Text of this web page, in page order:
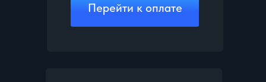
Перейти к оплате